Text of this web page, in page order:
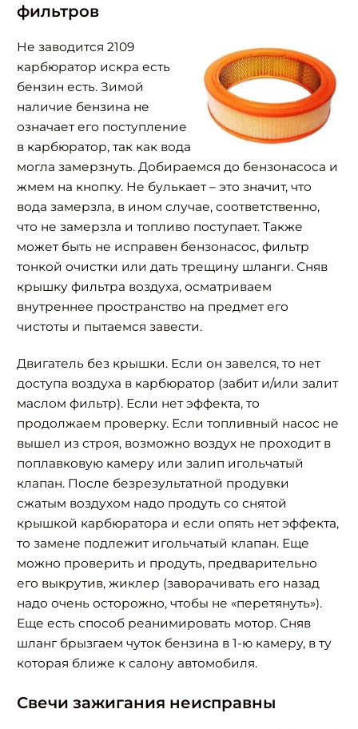
фильтров
Не заводится 2109
карбюратор искра есть
бензин есть. Зимой
наличие бензина не
означает его поступление
в карбюратор, так как вода
могла замерзнуть. Добираемся до бензонасоса и
жмем на кнопку. Не булькает – это значит, что
вода замерзла, в ином случае, соответственно,
что не замерзла и топливо поступает. Также
может быть не исправен бензонасос, фильтр
тонкой очистки или дать трещину шланги. Сняв
крышку фильтра воздуха, осматриваем
внутреннее пространство на предмет его
чистоты и пытаемся завести.
Двигатель без крышки. Если он завелся, то нет
доступа воздуха в карбюратор (забит и/или залит
маслом фильтр). Если нет эффекта, то
продолжаем проверку. Если топливный насос не
вышел из строя, возможно воздух не проходит в
поплавковую камеру или залип игольчатый
клапан. После безрезультатной продувки
сжатым воздухом надо продуть со снятой
крышкой карбюратора и если опять нет эффекта,
то замене подлежит игольчатый клапан. Еще
можно проверить и продуть, предварительно
его выкрутив, жиклер (заворачивать его назад
надо очень осторожно, чтобы не «перетянуть»).
Еще есть способ реанимировать мотор. Сняв
шланг брызгаем чуток бензина в 1-ю камеру, в ту
которая ближе к салону автомобиля.
Свечи зажигания неисправны